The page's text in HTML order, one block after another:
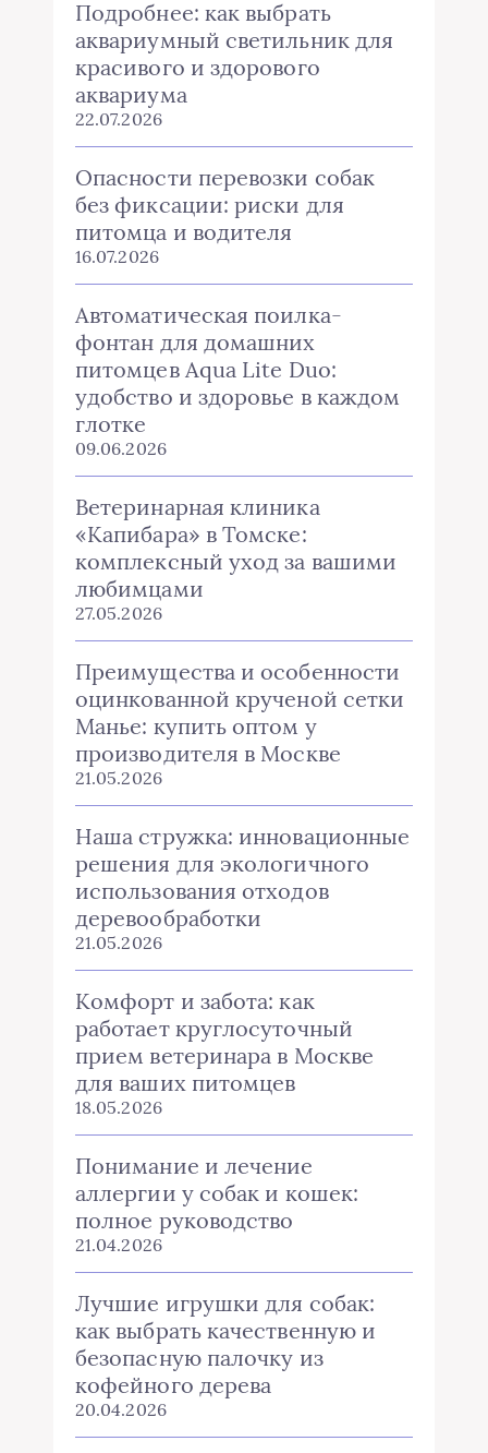
Подробнее: как выбрать
аквариумный светильник для
красивого и здорового
аквариума
22.07.2026
Опасности перевозки собак
без фиксации: риски для
питомца и водителя
16.07.2026
Автоматическая поилка-
фонтан для домашних
питомцев Aqua Lite Duo:
удобство и здоровье в каждом
глотке
09.06.2026
Ветеринарная клиника
«Капибара» в Томске:
комплексный уход за вашими
любимцами
27.05.2026
Преимущества и особенности
оцинкованной крученой сетки
Манье: купить оптом у
производителя в Москве
21.05.2026
Наша стружка: инновационные
решения для экологичного
использования отходов
деревообработки
21.05.2026
Комфорт и забота: как
работает круглосуточный
прием ветеринара в Москве
для ваших питомцев
18.05.2026
Понимание и лечение
аллергии у собак и кошек:
полное руководство
21.04.2026
Лучшие игрушки для собак:
как выбрать качественную и
безопасную палочку из
кофейного дерева
20.04.2026